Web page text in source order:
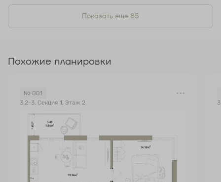
Показать еще 85
Похожие планировки
№ 001
3.2-3, Секция 1, Этаж 2